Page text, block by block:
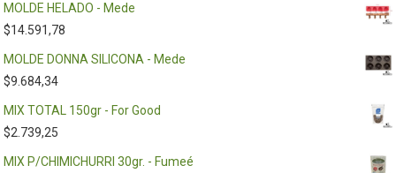
MOLDE HELADO - Mede
$14.591,78
MOLDE DONNA SILICONA - Mede
$9.684,34
MIX TOTAL 150gr - For Good
$2.739,25
MIX P/CHIMICHURRI 30gr. - Fumeé